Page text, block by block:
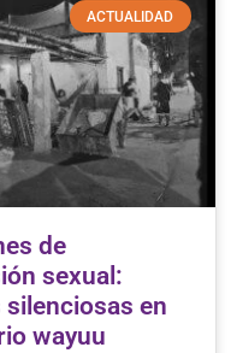
ACTUALIDAD
de
sexual:
silenciosas en
wayuu